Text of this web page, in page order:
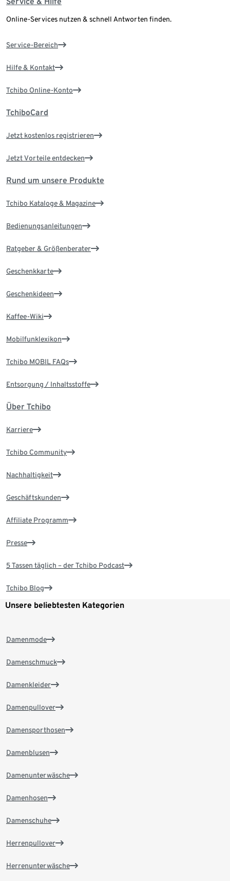
Online-Services nutzen & schnell Antworten finden.
Service-Bereich
Hilfe & Kontakt
Tchibo Online-Konto
TchiboCard
Jetzt kostenlos registrieren
Jetzt Vorteile entdecken
Rund um unsere Produkte
Tchibo Kataloge & Magazine
Bedienungsanleitungen
Ratgeber & Größenberater
Geschenkkarte
Geschenkideen
Kaffee-Wiki
Mobilfunklexikon
Tchibo MOBIL FAQs
Entsorgung / Inhaltsstoffe
Über Tchibo
Karriere
Tchibo Community
Nachhaltigkeit
Geschäftskunden
Affiliate Programm
Presse
5 Tassen täglich – der Tchibo Podcast
Tchibo Blog
Unsere beliebtesten Kategorien
Damenmode
Damenschmuck
Damenkleider
Damenpullover
Damensporthosen
Damenblusen
Damenunterwäsche
Damenhosen
Damenschuhe
Herrenpullover
Herrenunterwäsche